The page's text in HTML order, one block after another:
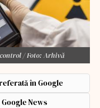
/ Foto: Arhivă
în Google
News